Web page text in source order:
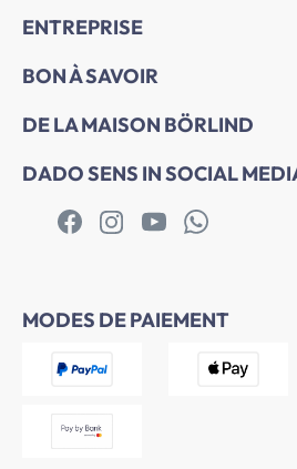
ENTREPRISE
BON À SAVOIR
DE LA MAISON BÖRLIND
DADO SENS IN SOCIAL
MODES DE PAIEMENT